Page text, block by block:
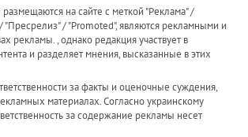
на сайте с меткой "Реклама" /
"Пресрелиз" / "Promoted", являются рекламными и
рекламы. , однако редакция участвует в
и разделяет мнения, высказанные в этих
за факты и оценочные суждения,
материалах. Согласно украинскому
за содержание рекламы несет